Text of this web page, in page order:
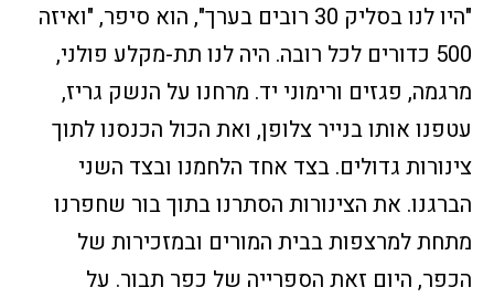
"
היו לנו בסליק 30 רובים בערך", הוא סיפר, "ואיזה
500 כדורים לכל רובה. היה לנו תת-מקלע פולני,
מרגמה, פגזים ורימוני יד. מרחנו על הנשק גריז,
עטפנו אותו בנייר צלופן, ואת הכול הכנסנו לתוך
צינורות גדולים. בצד אחד הלחמנו ובצד השני
הברגנו. את הצינורות הסתרנו בתוך בור שחפרנו
מתחת למרצפות בבית המורים ובמזכירות של
הכפר, היום זאת הספרייה של כפר תבור. על